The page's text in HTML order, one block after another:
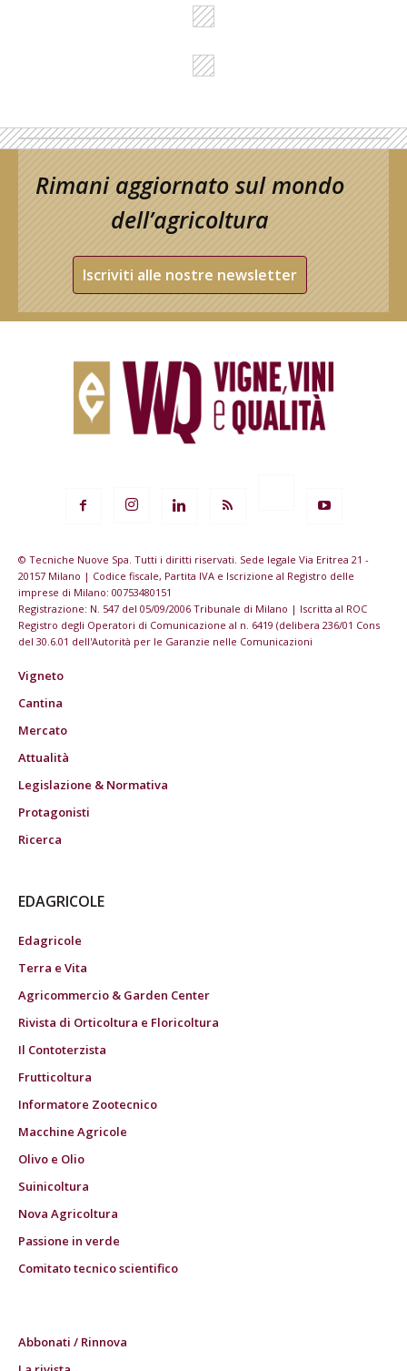
Rimani aggiornato sul mondo
dell’agricoltura
Iscriviti alle nostre newsletter
© Tecniche Nuove Spa. Tutti i diritti riservati. Sede legale Via Eritrea 21 -
20157 Milano | Codice fiscale, Partita IVA e Iscrizione al Registro delle
imprese di Milano: 00753480151
Registrazione: N. 547 del 05/09/2006 Tribunale di Milano | Iscritta al ROC
Registro degli Operatori di Comunicazione al n. 6419 (delibera 236/01 Cons
del 30.6.01 dell'Autorità per le Garanzie nelle Comunicazioni
Vigneto
Cantina
Mercato
Attualità
Legislazione & Normativa
Protagonisti
Ricerca
EDAGRICOLE
Edagricole
Terra e Vita
Agricommercio & Garden Center
Rivista di Orticoltura e Floricoltura
Il Contoterzista
Frutticoltura
Informatore Zootecnico
Macchine Agricole
Olivo e Olio
Suinicoltura
Nova Agricoltura
Passione in verde
Comitato tecnico scientifico
Abbonati / Rinnova